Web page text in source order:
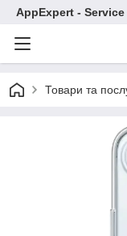
AppExpert -
Товари та